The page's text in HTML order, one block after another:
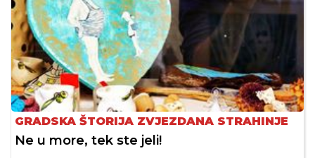
GRADSKA ŠTORIJA ZVJEZDANA STRAHINJE
Ne u more, tek ste jeli!